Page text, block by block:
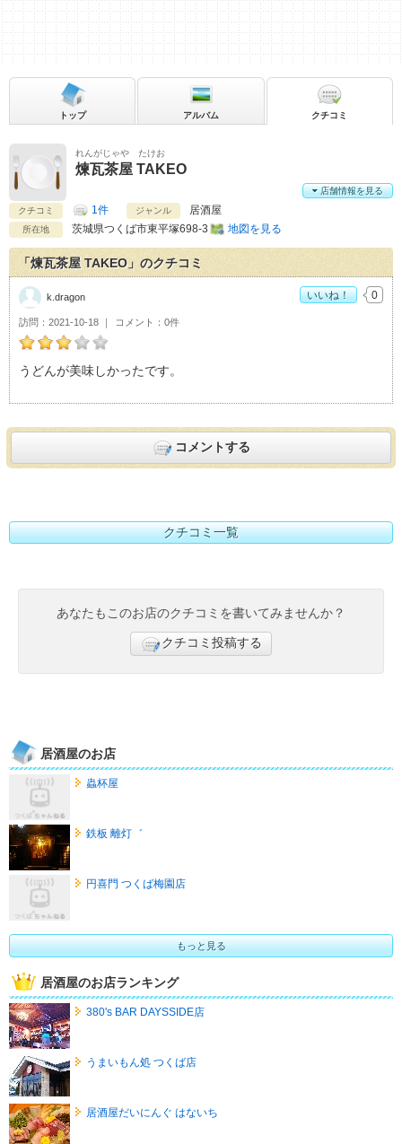
れんがじゃや たけお
煉瓦茶屋 TAKEO
クチコミ 1件 ジャンル 居酒屋
所在地 茨城県つくば市東平塚698-3 地図を見る
店舗情報を見る
トップ アルバム クチコミ
「煉瓦茶屋 TAKEO」のクチコミ
k.dragonの煉瓦茶屋 TAKEOおすすめ度：
うどんが美味しかったです。
訪問 2021-10-18 コメント 0件
k.dragon いいね！ 0
コメントする
クチコミ一覧
あなたもこのお店のクチコミを書いてみませんか？
クチコミ投稿する
居酒屋のお店
蟲杯屋
鉄板 離灯゛
円喜門 つくば梅園店
もっと見る
居酒屋のお店ランキング
380's BAR DAYSSIDE店
うまいもん処 つくば店
居酒屋だいにんぐ はないち